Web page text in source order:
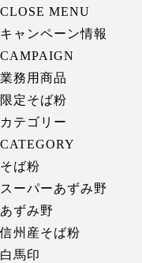
CLOSE MENU
キャンペーン情報
CAMPAIGN
業務用商品
限定そば粉
カテゴリー
CATEGORY
そば粉
スーパーあずみ野
あずみ野
信州産そば粉
白馬印